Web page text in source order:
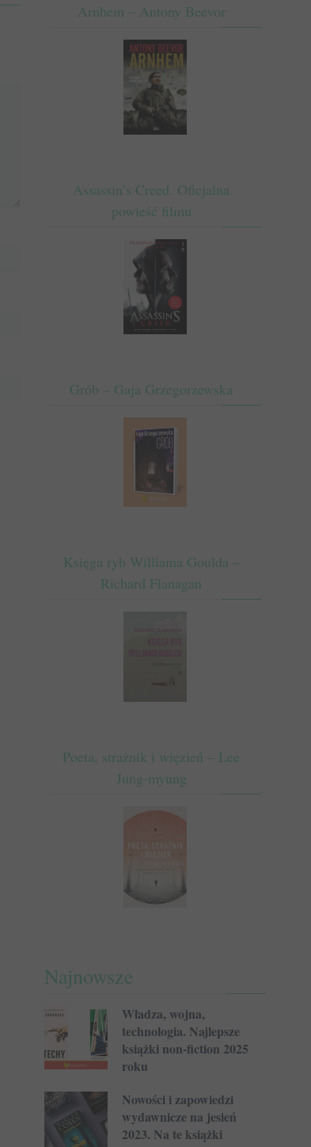
Arnhem – Antony Beevor
Assassin’s Creed. Oficjalna
powieść filmu
Grób – Gaja Grzegorzewska
Księga ryb Williama Goulda –
Richard Flanagan
Poeta, strażnik i więzień – Lee
Jung-myung
Najnowsze
Władza, wojna,
technologia. Najlepsze
książki non-fiction 2025
roku
Nowości i zapowiedzi
wydawnicze na jesień
2023. Na te książki